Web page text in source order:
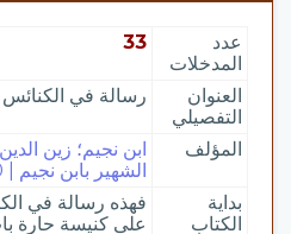
عدد
المدخلات
33
العنوان
التفصيلي
رسالة في
المؤلف
ابن نجيم؛ زين
الشهير بابن نجيم | 970
بداية
الكتاب
فهذه رسالة في
على كنيسة حارة